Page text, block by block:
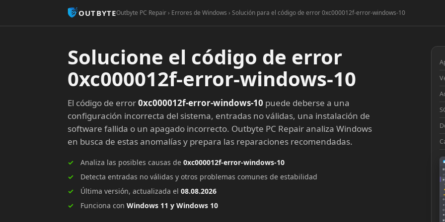
OUTBYTEOutbyte PC Repair › Errores de Windows › Solución para el código de error 0xc000012f-error-windows-10
Solucione el código de error
0xc000012f-error-windows-10
El código de error0xc000012f-error-windows-10 puede deberse a una
configuración incorrecta del sistema, entradas no válidas, una instalación de
software fallida o un apagado incorrecto. Outbyte PC Repair analiza Windows
en busca de estas anomalías y prepara las reparaciones recomendadas.
Analiza las posibles causas de 0xc000012f-error-windows-10
Detecta entradas no válidas y otros problemas comunes de estabilidad
Última versión, actualizada el 08.08.2026
Funciona con Windows 11 y Windows 10
▦
□
◉
◔
■
⚙
●
◎
■
▣